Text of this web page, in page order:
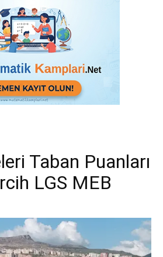
Taban Puanları
LGS MEB